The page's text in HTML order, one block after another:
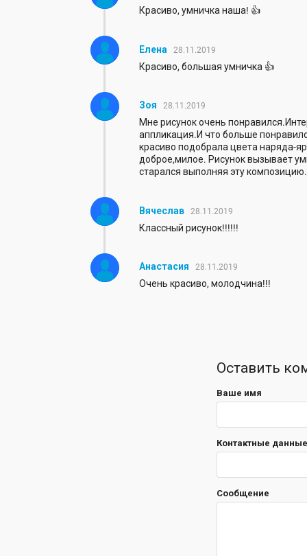
Красиво, умничка наша! 👍
Елена 28.11.2019
Красиво, большая умничка 👍
Зоя 28.11.2019
Мне рисунок очень
аппликация.И что больше
красиво подобрала цвета наряда-
доброе,милое. Рисунок вызывает
старался выполняя эту
Вячеслав 28.11.2019
Классный рисунок!!!!!!
Анастасия 28.11.2019
Очень красиво, молодчина!!!
Оставить
Ваше имя
Контактные
Сообщение